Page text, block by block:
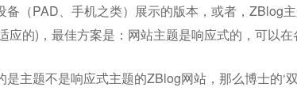
备（PAD、手机之类）展示的版本，或者，ZBlog
应的)，最佳方案是：网站主题是响应式的，可以在
主题不是响应式主题的ZBlog网站，那么博士的‘